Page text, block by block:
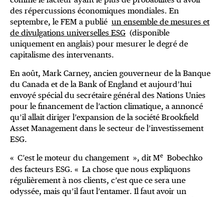
des répercussions économiques mondiales. En
septembre, le FEM a publié un ensemble de mesures et
de divulgations universelles ESG (disponible
uniquement en anglais) pour mesurer le degré de
capitalisme des intervenants.
En août, Mark Carney, ancien gouverneur de la Banque
du Canada et de la Bank of England et aujourd’hui
envoyé spécial du secrétaire général des Nations Unies
pour le financement de l’action climatique, a annoncé
qu’il allait diriger l’expansion de la société Brookfield
Asset Management dans le secteur de l’investissement
ESG.
« C’est le moteur du changement », dit Me Bobechko
des facteurs ESG. « La chose que nous expliquons
régulièrement à nos clients, c’est que ce sera une
odyssée, mais qu’il faut l’entamer. Il faut avoir un